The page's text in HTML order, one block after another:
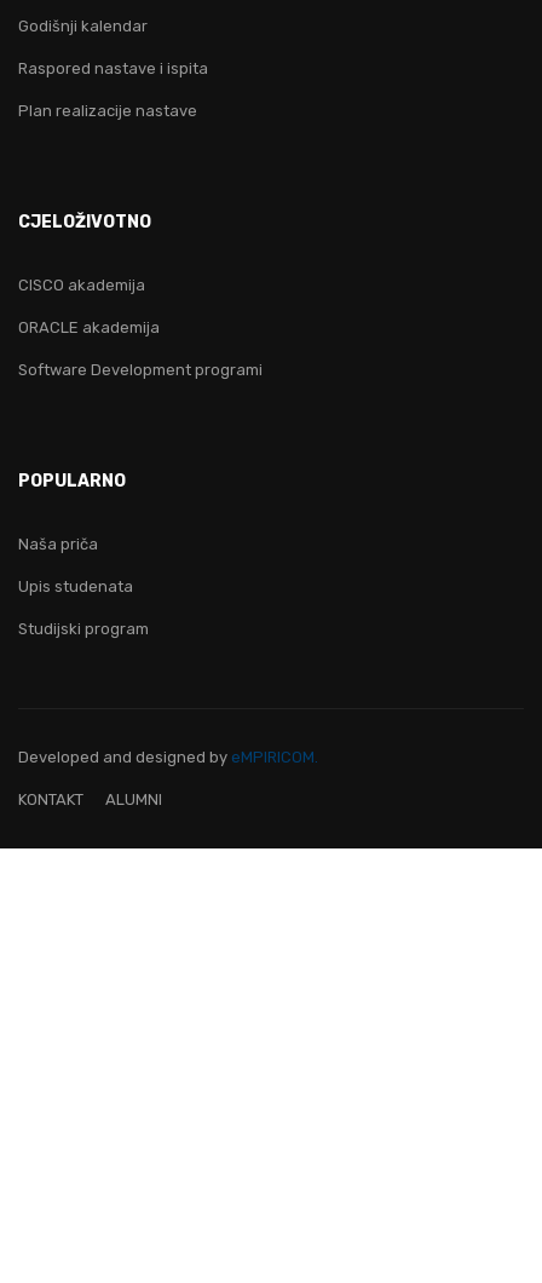
Godišnji kalendar
Raspored nastave i ispita
Plan realizacije nastave
CJELOŽIVOTNO
CISCO akademija
ORACLE akademija
Software Development programi
POPULARNO
Naša priča
Upis studenata
Studijski program
Developed and designed by eMPIRICOM.
KONTAKT ALUMNI